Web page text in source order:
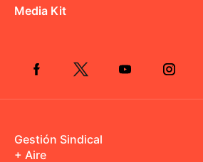
Media Kit
Gestión Sindical
+ Aire